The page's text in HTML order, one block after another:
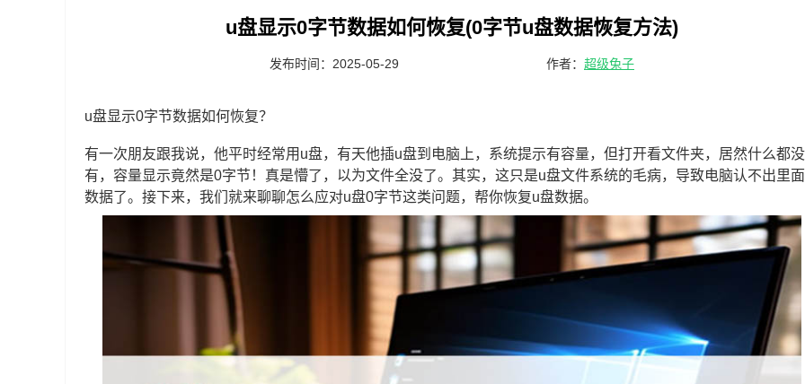
u盘显示0字节数据如何恢复(0字节u盘数据恢复方法)
发布时间：2025-05-29 作者： 超级兔子
u盘显示0字节数据如何恢复？
有一次朋友跟我说，他平时经常用u盘，有天他插u盘到电脑上，系统提示有容量，但打开看文件夹，居然什么都没
有，容量显示竟然是0字节！真是懵了，以为文件全没了。其实，这只是u盘文件系统的毛病，导致电脑认不出里
数据了。接下来，我们就来聊聊怎么应对u盘0字节这类问题，帮你恢复u盘数据。